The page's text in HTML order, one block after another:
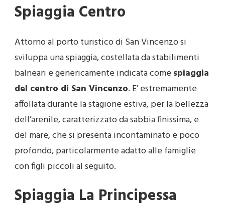
Spiaggia Centro
Attorno al porto turistico di San Vincenzo si
sviluppa una spiaggia, costellata da stabilimenti
balneari e genericamente indicata come spiaggia
del centro di San Vincenzo. E’ estremamente
affollata durante la stagione estiva, per la bellezza
dell’arenile, caratterizzato da sabbia finissima, e
del mare, che si presenta incontaminato e poco
profondo, particolarmente adatto alle famiglie
con figli piccoli al seguito.
Spiaggia La Principessa